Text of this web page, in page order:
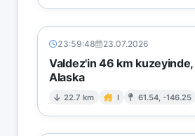
23:59:48 23.07.2026
Valdez'in 46 km kuzeyinde,
Alaska
22.7 km I 61.54, -146.25